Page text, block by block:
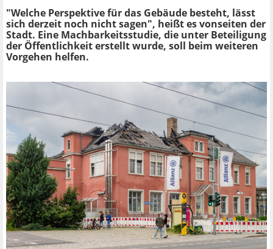
"Welche Perspektive für das Gebäude besteht, lässt
sich derzeit noch nicht sagen", heißt es vonseiten der
Stadt. Eine Machbarkeitsstudie, die unter Beteiligung
der Öffentlichkeit erstellt wurde, soll beim weiteren
Vorgehen helfen.